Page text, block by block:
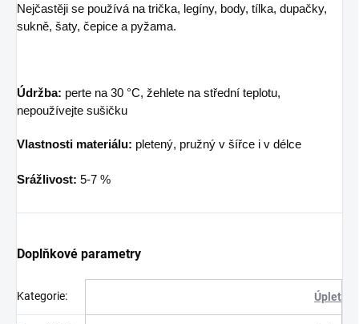
Nejčastěji se používá na trička, legíny, body, tílka, dupačky,
sukně, šaty, čepice a pyžama.
Údržba: perte na 30 °C, žehlete na střední teplotu,
nepoužívejte sušičku
Vlastnosti materiálu: pletený, pružný v šířce i v délce
Srážlivost: 5-7 %
Doplňkové parametry
Kategorie: Úplet